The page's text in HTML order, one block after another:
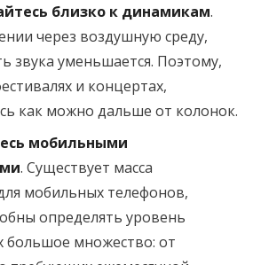
близко к динамикам.
через воздушную среду,
звука уменьшается. Поэтому,
и концертах,
как можно дальше от колонок.
мобильными
. Существует масса
мобильных телефонов,
определять уровень
большое множество: от